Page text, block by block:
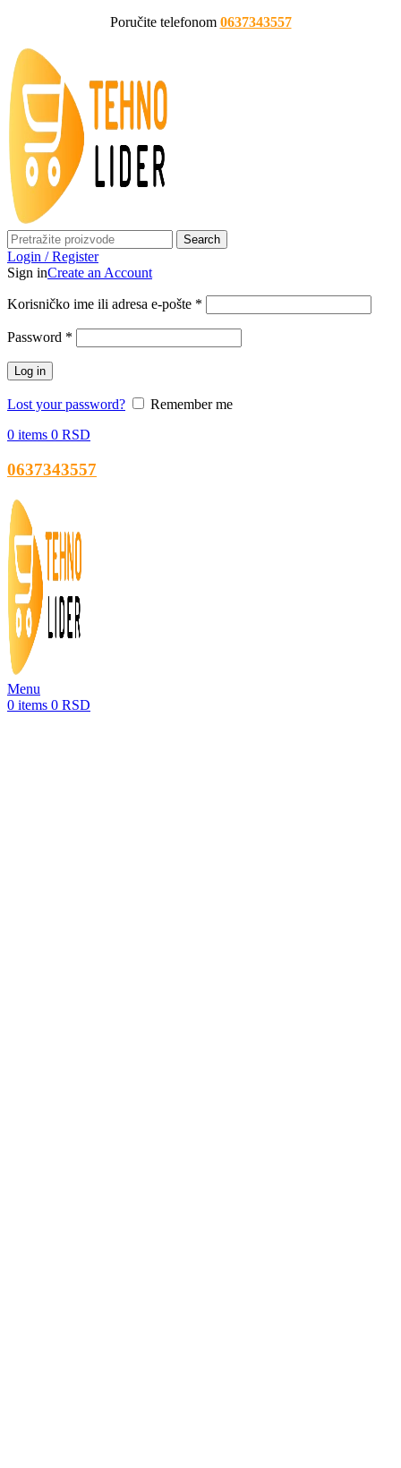
Poručite telefonom 0637343557
Search
Login / Register
Sign inCreate an Account
Korisničko ime ili adresa e-pošte *
Password *
Log in
Lost your password?
Remember me
0 items 0 RSD
0637343557
Menu
0 items 0 RSD